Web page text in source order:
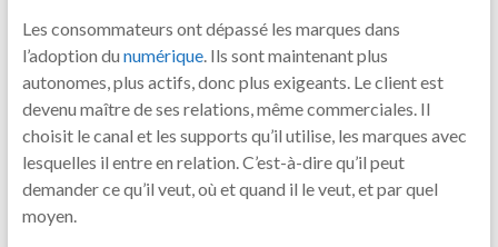
Les consommateurs ont dépassé les marques dans
l’adoption du numérique. Ils sont maintenant plus
autonomes, plus actifs, donc plus exigeants. Le client est
devenu maître de ses relations, même commerciales. Il
choisit le canal et les supports qu’il utilise, les marques avec
lesquelles il entre en relation. C’est-à-dire qu’il peut
demander ce qu’il veut, où et quand il le veut, et par quel
moyen.